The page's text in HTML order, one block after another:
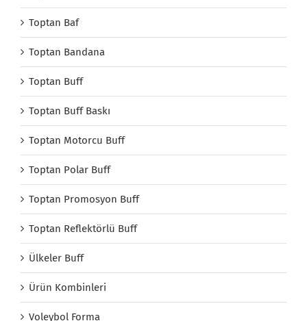
Toptan Baf
Toptan Bandana
Toptan Buff
Toptan Buff Baskı
Toptan Motorcu Buff
Toptan Polar Buff
Toptan Promosyon Buff
Toptan Reflektörlü Buff
Ülkeler Buff
Ürün Kombinleri
Voleybol Forma